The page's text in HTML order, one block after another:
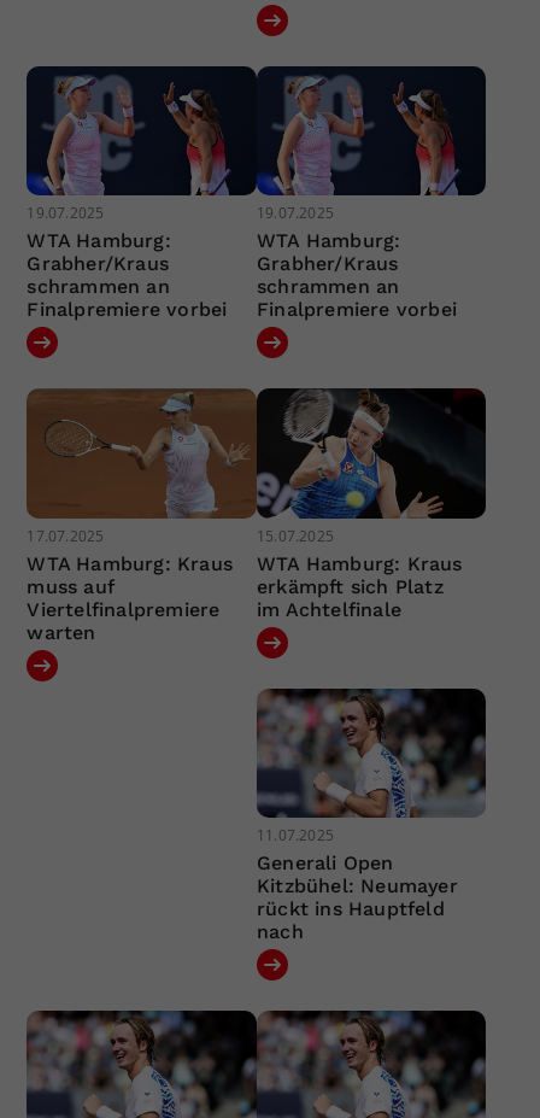
19.07.2025
WTA Hamburg:
Grabher/Kraus
schrammen an
Finalpremiere vorbei
19.07.2025
WTA Hamburg:
Grabher/Kraus
schrammen an
Finalpremiere vorbei
17.07.2025
WTA Hamburg: Kraus
muss auf
Viertelfinalpremiere
warten
15.07.2025
WTA Hamburg: Kraus
erkämpft sich Platz
im Achtelfinale
11.07.2025
Generali Open
Kitzbühel: Neumayer
rückt ins Hauptfeld
nach